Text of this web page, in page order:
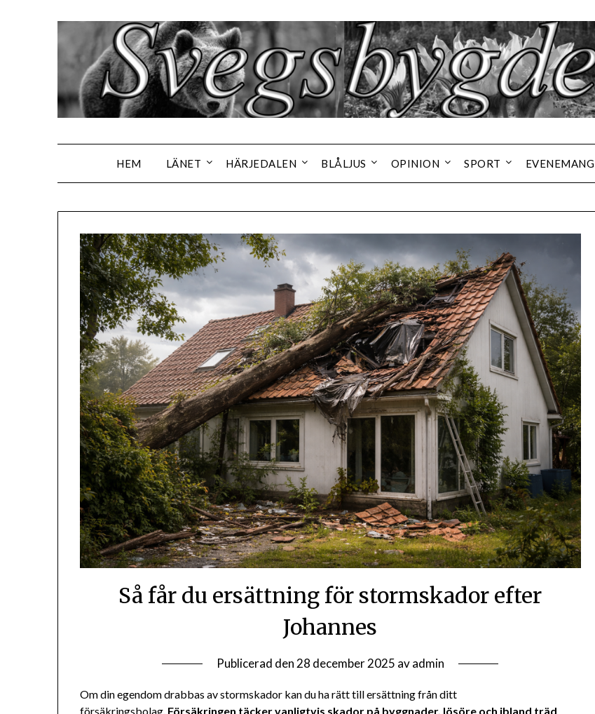
HEM LÄNET HÄRJEDALEN BLÅLJUS OPINION SPORT EVENEMANG
Så får du ersättning för stormskador efter
Johannes
Publicerad den 28 december 2025 avadmin
Om din egendom drabbas av stormskador kan du ha rätt till ersättning från ditt
försäkringsbolag. Försäkringen täcker vanligtvis skador på byggnader, lösöre och ibland träd